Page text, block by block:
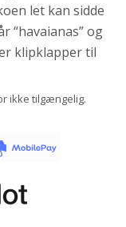
let kan sidde
“havaianas” og
klipklapper til
ikke tilgængelig.